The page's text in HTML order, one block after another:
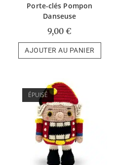
Porte-clés Pompon
Danseuse
9,00€
AJOUTER AU PANIER
ÉPUISÉ